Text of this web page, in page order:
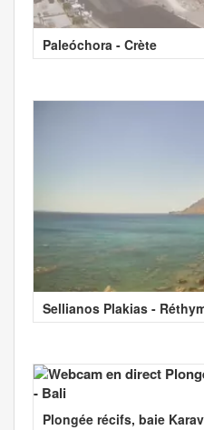
Paleóchora - Crète
Sellianos Plakias -
Plongée récifs, baie